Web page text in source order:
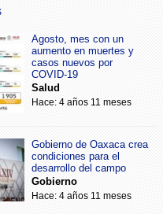
Agosto, mes con un
aumento en muertes y
casos nuevos por
COVID-19
Salud
Hace: 4 años 11 meses
Gobierno de Oaxaca crea
condiciones para el
desarrollo del campo
Gobierno
Hace: 4 años 11 meses